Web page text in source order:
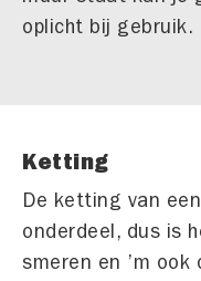
oplicht bij gebruik.
Ketting
De ketting van
onderdeel, dus is
smeren en ’m